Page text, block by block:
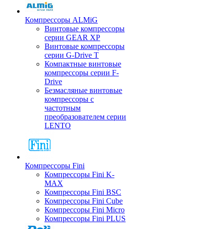
Компрессоры ALMiG
Винтовые компрессоры
серии GEAR XP
Винтовые компрессоры
серии G-Drive T
Компактные винтовые
компрессоры серии F-
Drive
Безмасляные винтовые
компрессоры с
частотным
преобразователем серии
LENTO
Компрессоры Fini
Компрессоры Fini K-
MAX
Компрессоры Fini BSC
Компрессоры Fini Cube
Компрессоры Fini Micro
Компрессоры Fini PLUS